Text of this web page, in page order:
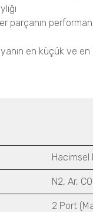
parçanın
en küçük ve en
Hacimsel
N2, Ar,
2 Port